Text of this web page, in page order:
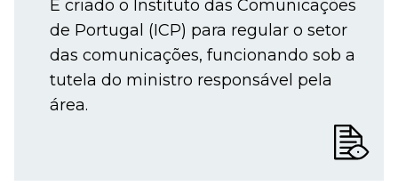
É criado o Instituto das Comunicações
de Portugal (ICP) para regular o setor
das comunicações, funcionando sob a
tutela do ministro responsável pela
área.